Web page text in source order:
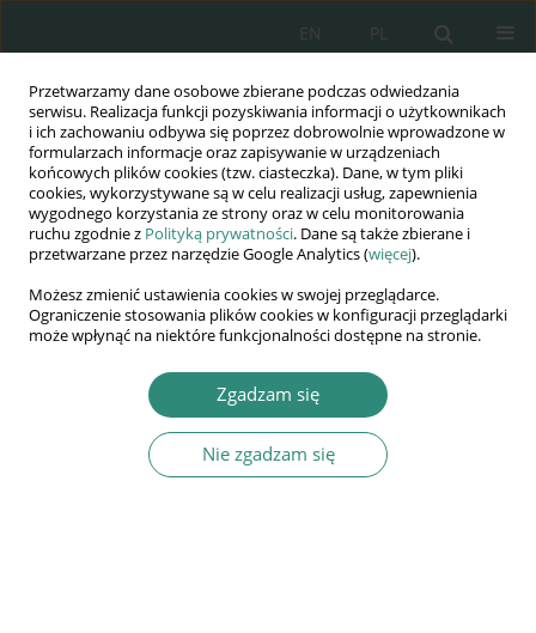
Przetwarzamy dane osobowe zbierane podczas odwiedzania
serwisu. Realizacja funkcji pozyskiwania informacji o użytkownikach
i ich zachowaniu odbywa się poprzez dobrowolnie wprowadzone w
formularzach informacje oraz zapisywanie w urządzeniach
końcowych plików cookies (tzw. ciasteczka). Dane, w tym pliki
cookies, wykorzystywane są w celu realizacji usług, zapewnienia
wygodnego korzystania ze strony oraz w celu monitorowania
ruchu zgodnie z Polityką prywatności. Dane są także zbierane i
przetwarzane przez narzędzie Google Analytics (więcej).
Możesz zmienić ustawienia cookies w swojej przeglądarce.
Ograniczenie stosowania plików cookies w konfiguracji przeglądarki
może wpłynąć na niektóre funkcjonalności dostępne na stronie.
Zgadzam się
Nie zgadzam się
PL
EN
Wydawnictwo
AWSGE
Akademia Nauk Stosowanych
WSGE
im. Alcide De Gasperi
Słowo kluczowekonstytucyjne
prawa jednostki